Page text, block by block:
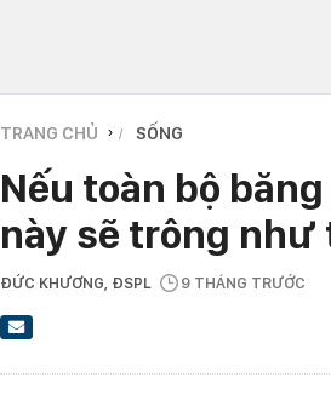
TRANG CHỦ › SỐNG
Nếu toàn bộ
này sẽ trông như
ĐỨC KHƯƠNG , ĐSPL 9 THÁNG TRƯỚC